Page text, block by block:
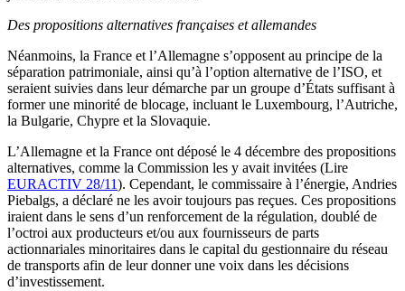
Des propositions alternatives françaises et allemandes
Néanmoins, la France et l’Allemagne s’opposent au principe de la
séparation patrimoniale, ainsi qu’à l’option alternative de l’ISO, et
seraient suivies dans leur démarche par un groupe d’États suffisant à
former une minorité de blocage, incluant le Luxembourg, l’Autriche,
la Bulgarie, Chypre et la Slovaquie.
L’Allemagne et la France ont déposé le 4 décembre des propositions
alternatives, comme la Commission les y avait invitées (Lire
EURACTIV 28/11). Cependant, le commissaire à l’énergie, Andries
Piebalgs, a déclaré ne les avoir toujours pas reçues. Ces propositions
iraient dans le sens d’un renforcement de la régulation, doublé de
l’octroi aux producteurs et/ou aux fournisseurs de parts
actionnariales minoritaires dans le capital du gestionnaire du réseau
de transports afin de leur donner une voix dans les décisions
d’investissement.